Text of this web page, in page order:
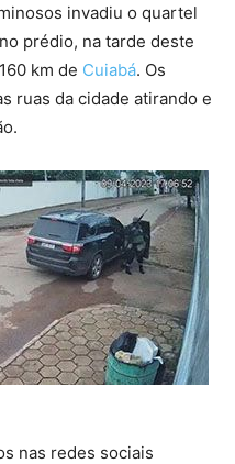
invadiu o quartel
prédio, na tarde deste
km de Cuiabá. Os
ruas da cidade atirando e
nas redes sociais